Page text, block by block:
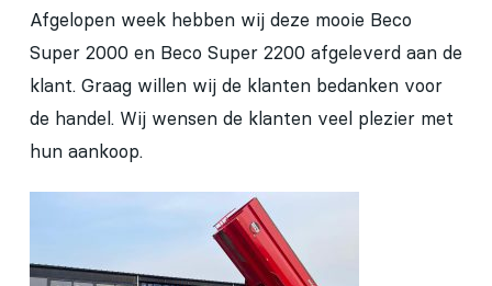
Afgelopen week hebben wij deze mooie Beco
Super 2000 en Beco Super 2200 afgeleverd aan de
klant. Graag willen wij de klanten bedanken voor
de handel. Wij wensen de klanten veel plezier met
hun aankoop.